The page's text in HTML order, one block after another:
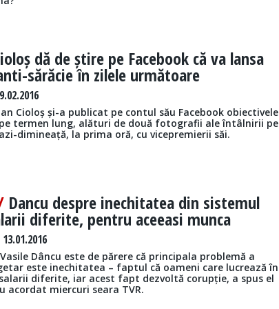
dă de știre pe Facebook că va lansa
sărăcie în zilele următoare
Cioloș și-a publicat pe contul său Facebook obiectivele
termen lung, alături de două fotografii ale întâlnirii pe
dimineață, la prima oră, cu vicepremierii săi.
Dancu despre inechitatea din sistemul
diferite, pentru aceeasi munca
Dâncu este de părere că principala problemă a
este inechitatea – faptul că oameni care lucrează în
diferite, iar acest fapt dezvoltă corupție, a spus el
acordat miercuri seara TVR.